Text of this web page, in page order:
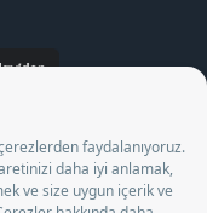
A.Ş. Özel İstihdam
tarihleri arasında